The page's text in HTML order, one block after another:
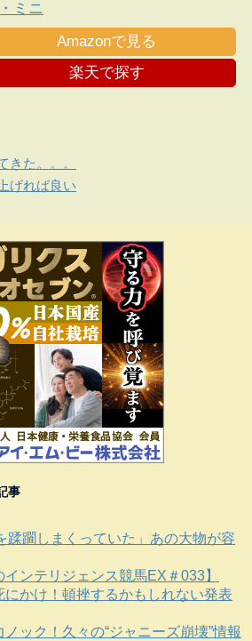
ミニ
Amazonで見る
楽天で探す
きた。。。
げれば良い
事
蹂躙しまくっていた」あの大物が容
インテリジェンス競馬EX＃033】
かけ！頓挫するかもしれない発表
ック！久々の“ジャニーズ崩壊”情報